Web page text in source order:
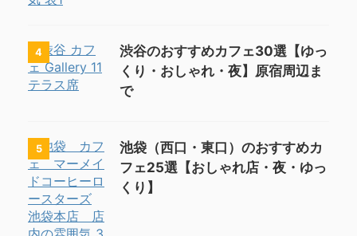
4
渋谷のおすすめカフェ30選【ゆっ
くり・おしゃれ・夜】原宿周辺ま
で
5
池袋（西口・東口）のおすすめカ
フェ25選【おしゃれ店・夜・ゆっ
くり】